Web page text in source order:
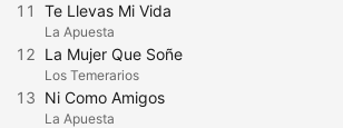
11 Te Llevas Mi Vida
La Apuesta
12 La Mujer Que Soñe
Los Temerarios
13 Ni Como Amigos
La Apuesta